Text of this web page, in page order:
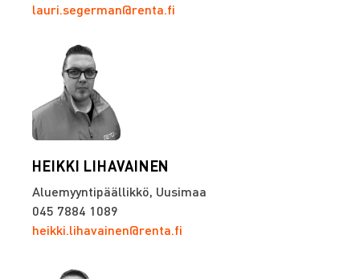
lauri.segerman@renta.fi
HEIKKI LIHAVAINEN
Aluemyyntipäällikkö, Uusimaa
045 7884 1089
heikki.lihavainen@renta.fi